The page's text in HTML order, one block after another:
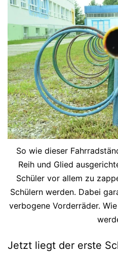
So wie dieser
Reih und Glied
Schüler vor allem zu
Schülern werden. Dabei
verbogene Vorderräder.
Jetzt liegt der erste